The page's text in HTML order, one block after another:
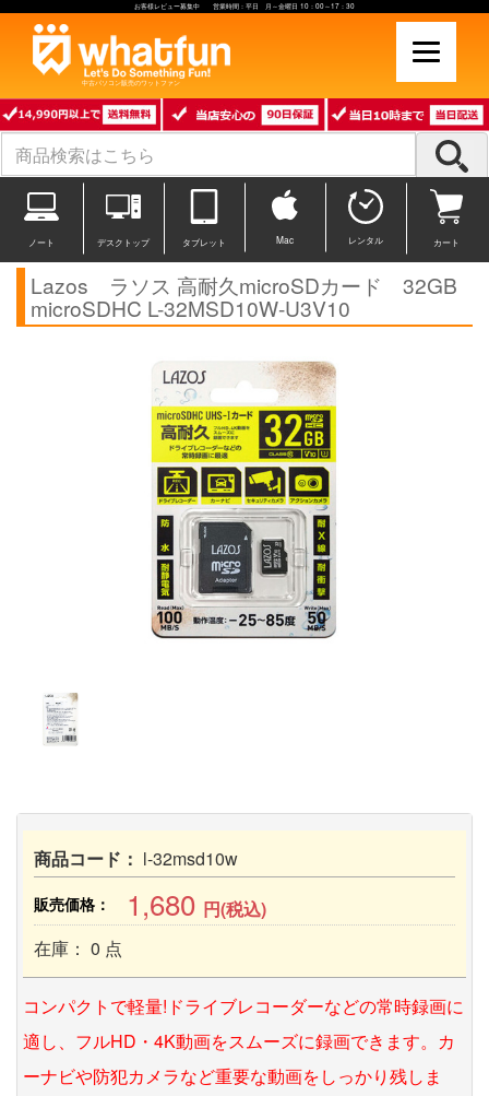
お客様レビュー募集中 営業時間：平日 月～金曜日 10：00～17：30
中古パソコン販売のワットファン
ノート デスクトップ タブレット Mac レンタル カート
Lazos ラソス 高耐久microSDカード 32GB
microSDHC L-32MSD10W-U3V10
商品コード： l-32msd10w
販売価格： 1,680 円(税込)
在庫： 0 点
コンパクトで軽量!ドライブレコーダーなどの常時録画に
適し、フルHD・4K動画をスムーズに録画できます。カ
ーナビや防犯カメラなど重要な動画をしっかり残しま